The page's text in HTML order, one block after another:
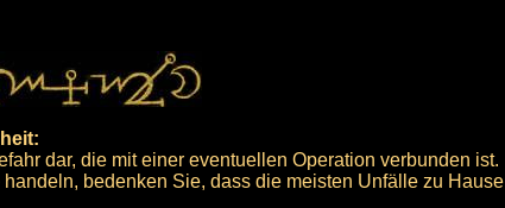
dar, die mit einer eventuellen Operation verbunden ist.
bedenken Sie, dass die meisten Unfälle zu Hause